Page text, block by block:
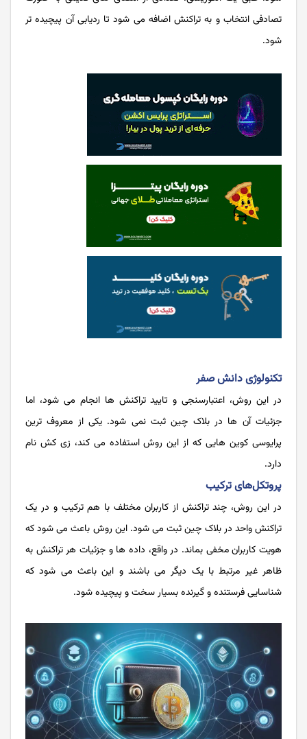
تصادفی انتخاب و به تراکنش اضافه می شود تا ردیابی آن پیچیده تر
شود.
تکنولوژی دانش صفر
در این روش، اعتبارسنجی و تایید تراکنش ‌ها انجام می شود، اما
جزئیات آن ها در بلاک چین ثبت نمی شود. یکی از معروف ترین
پرایوسی کوین هایی که از این روش استفاده می کند، زی کش نام
دارد.
پروتکل‌های ترکیب
در این روش، چند تراکنش از کاربران مختلف با هم ترکیب و در یک
تراکنش واحد در بلاک چین ثبت می شود. این روش باعث می شود که
هویت کاربران مخفی بماند. در واقع، داده ها و جزئیات هر تراکنش به
ظاهر غیر مرتبط با یک دیگر می باشند و این باعث می شود که
شناسایی فرستنده و گیرنده بسیار سخت و پیچیده شود.